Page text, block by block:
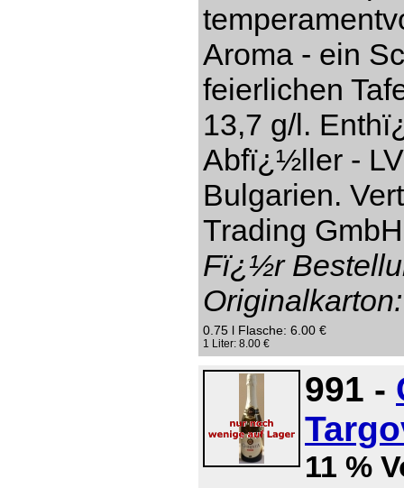
Aroma - ein
feierlichen
13,7 g/l.
Abfï¿½ller -
Bulgarien.
Trading
Fï¿½r
Originalkarton:
0.75 l Flasche: 6.00 €
1 Liter: 8.00 €
991 -
11 %